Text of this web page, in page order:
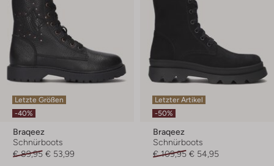
Letzte Größen
-40%
Braqeez
Schnürboots
€ 89,95 € 53,99
Letzter Artikel
-50%
Braqeez
Schnürboots
€ 109,95 € 54,95